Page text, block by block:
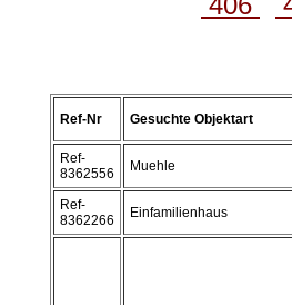
Ref-Nr Gesuchte Objektart
Ref-
8362556
Muehle
Ref-
8362266
Einfamilienhaus